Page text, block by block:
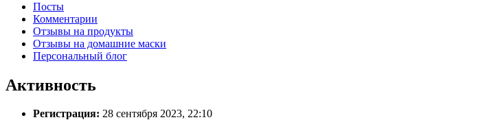
Посты
Комментарии
Отзывы на продукты
Отзывы на домашние маски
Персональный блог
Активность
Регистрация: 28 сентября 2023, 22:10